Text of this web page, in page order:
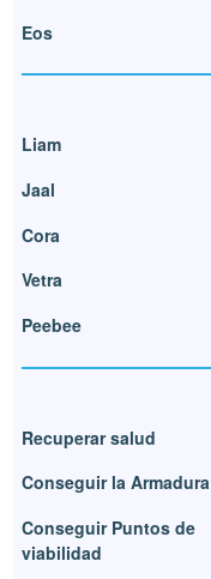
Eos
Liam
Jaal
Cora
Vetra
Peebee
Recuperar salud
Conseguir la
Conseguir Puntos de
viabilidad